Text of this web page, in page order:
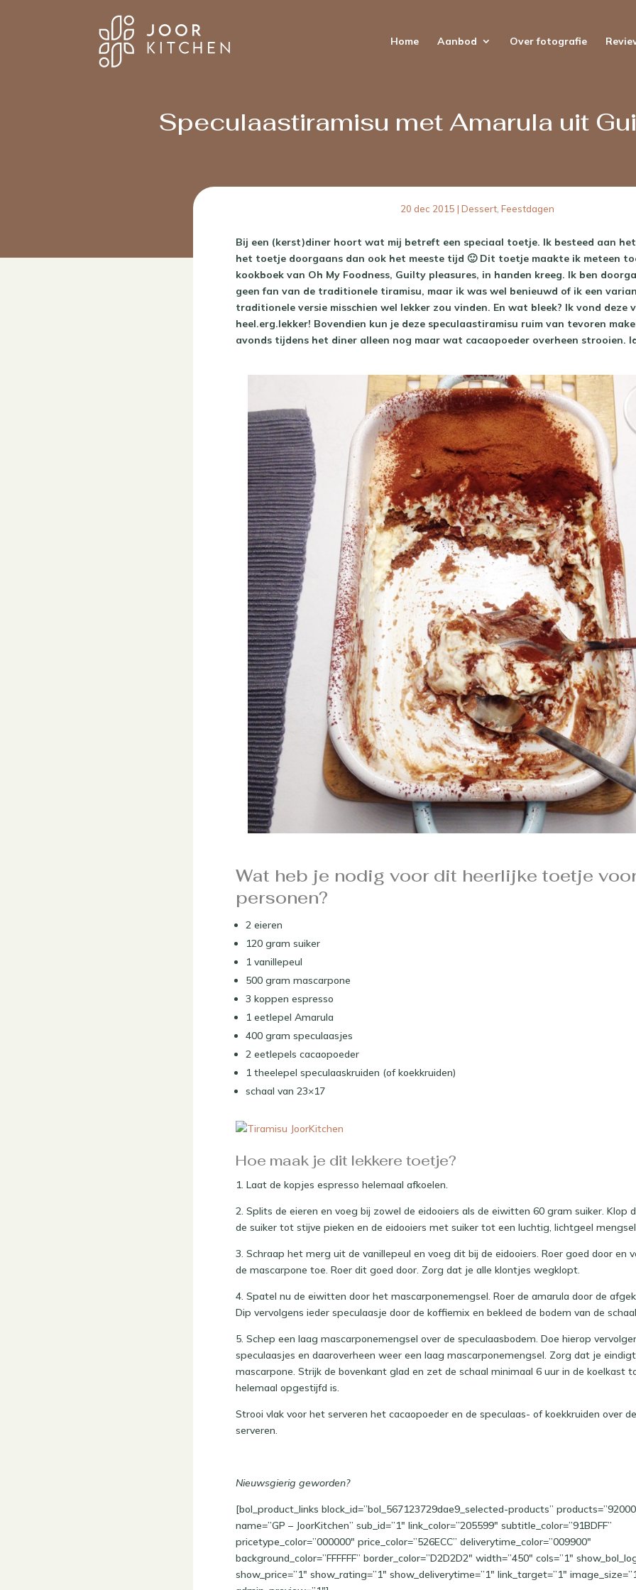
Home Aanbod Over fotografie
Speculaastiramisu met Amarula uit
20 dec 2015 | Dessert, Feestdagen
Bij een (kerst)diner hoort wat mij betreft een speciaal toetje. Ik besteed aan
het toetje doorgaans dan ook het meeste tijd 🙂 Dit toetje maakte ik meteen
kookboek van Oh My Foodness, Guilty pleasures, in handen kreeg. Ik ben
geen fan van de traditionele tiramisu, maar ik was wel benieuwd of ik een
traditionele versie misschien wel lekker zou vinden. En wat bleek? Ik vond deze
heel.erg.lekker! Bovendien kun je deze speculaastiramisu ruim van tevoren
avonds tijdens het diner alleen nog maar wat cacaopoeder overheen strooien.
Wat heb je nodig voor dit heerlijke toetje
personen?
2 eieren
120 gram suiker
1 vanillepeul
500 gram mascarpone
3 koppen espresso
1 eetlepel Amarula
400 gram speculaasjes
2 eetlepels cacaopoeder
1 theelepel speculaaskruiden (of koekkruiden)
schaal van 23×17
Hoe maak je dit lekkere toetje?
1. Laat de kopjes espresso helemaal afkoelen.
2. Splits de eieren en voeg bij zowel de eidooiers als de eiwitten 60 gram suiker. Klop
de suiker tot stijve pieken en de eidooiers met suiker tot een luchtig, lichtgeel
3. Schraap het merg uit de vanillepeul en voeg dit bij de eidooiers. Roer goed door en
de mascarpone toe. Roer dit goed door. Zorg dat je alle klontjes wegklopt.
4. Spatel nu de eiwitten door het mascarponemengsel. Roer de amarula door de
Dip vervolgens ieder speculaasje door de koffiemix en bekleed de bodem van de
5. Schep een laag mascarponemengsel over de speculaasbodem. Doe hierop
speculaasjes en daaroverheen weer een laag mascarponemengsel. Zorg dat je
mascarpone. Strijk de bovenkant glad en zet de schaal minimaal 6 uur in de koelkast
helemaal opgestijfd is.
Strooi vlak voor het serveren het cacaopoeder en de speculaas- of koekkruiden over
serveren.
Nieuwsgierig geworden?
[bol_product_links block_id=”bol_567123729dae9_selected-products”
name=”GP – JoorKitchen” sub_id=”1″ link_color=”205599″ subtitle_color=”91BDFF”
pricetype_color=”000000″ price_color=”526ECC” deliverytime_color=”009900″
background_color=”FFFFFF” border_color=”D2D2D2″ width=”450″ cols=”1″
show_price=”1″ show_rating=”1″ show_deliverytime=”1″ link_target=”1″